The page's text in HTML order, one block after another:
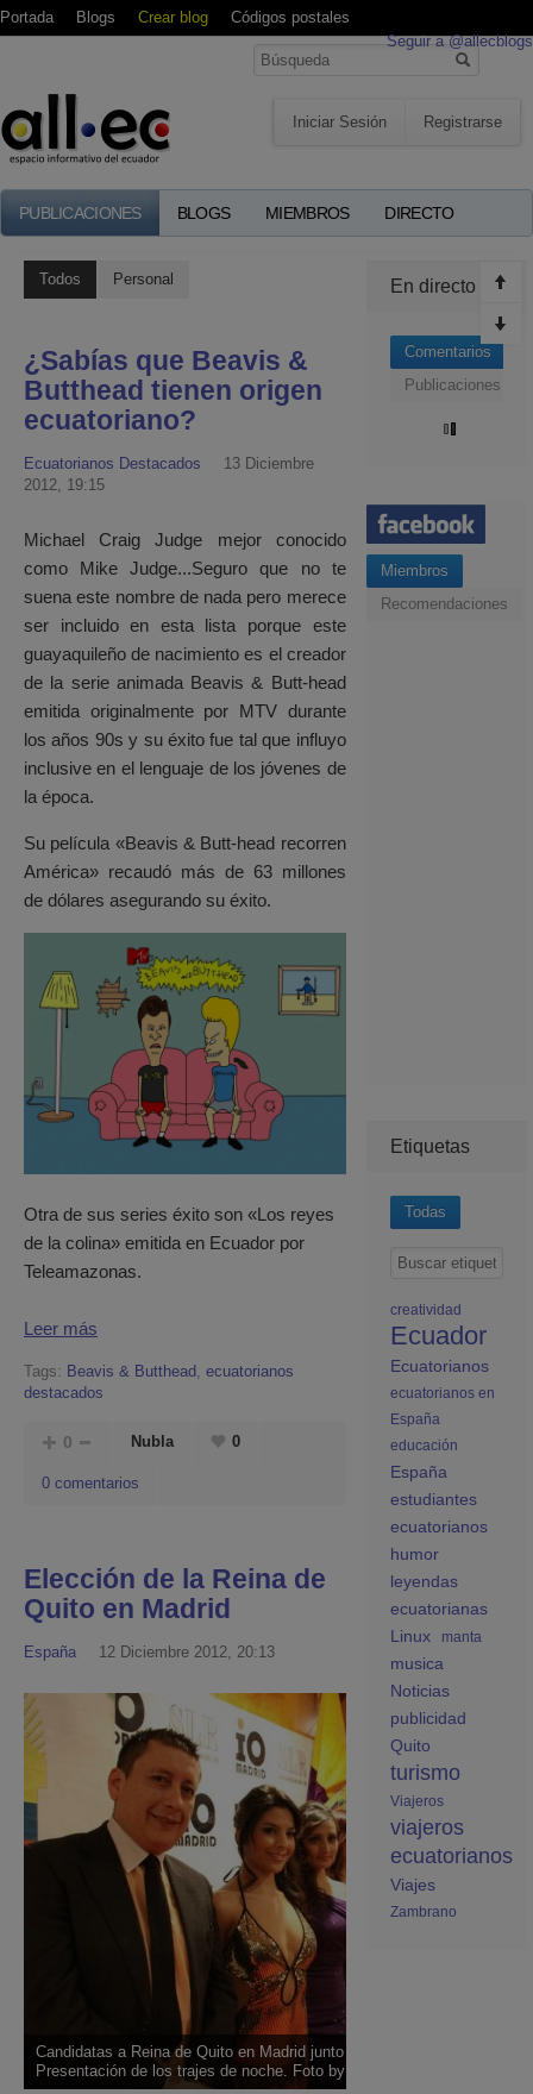
Portada Blogs Crear blog
Códigos postales
Seguir a @allecblogs
Iniciar Sesión Registrarse
PUBLICACIONES BLOGS MIEMBROS DIRECTO
Todos Personal
¿Sabías que Beavis &
Butthead tienen origen
ecuatoriano?
Ecuatorianos Destacados
13 Diciembre
2012, 19:15
Michael Craig Judge mejor conocido
como Mike Judge...Seguro que no te
suena este nombre de nada pero merece
ser incluido en esta lista porque este
guayaquileño de nacimiento es el creador
de la serie animada Beavis & Butt-head
emitida originalmente por MTV durante
los años 90s y su éxito fue tal que influyo
inclusive en el lenguaje de los jóvenes de
la época.
Su película «Beavis & Butt-head recorren
América» recaudó más de 63 millones
de dólares asegurando su éxito.
Otra de sus series éxito son «Los reyes
de la colina» emitida en Ecuador por
Teleamazonas.
Leer más
Tags: Beavis & Butthead , ecuatorianos
destacados
0 Nubla 0
0 comentarios
Elección de la Reina de
Quito en Madrid
España 12 Diciembre 2012, 20:13
Candidatas a Reina de Quito en Madrid junto a Rafael Raza organizador.
Presentación de los trajes de noche. Foto by Pablo Maldonado Lopez
En directo
Comentarios
Publicaciones
Miembros
Recomendaciones
Etiquetas
Todas
creatividad
Ecuador
Ecuatorianos
ecuatorianos en
España
educación
España
estudiantes
ecuatorianos
humor
leyendas
ecuatorianas
Linux
manta
musica
Noticias
publicidad
Quito
turismo
Viajeros
viajeros
ecuatorianos
Viajes
Zambrano